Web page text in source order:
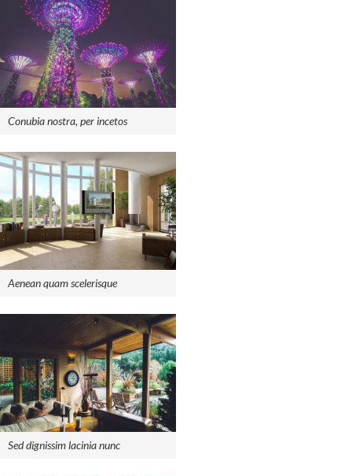
Conubia nostra, per incetos
Aenean quam scelerisque
Sed dignissim lacinia nunc